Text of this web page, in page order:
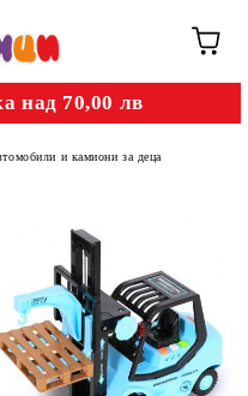
над 70,00 лв
и камиони за деца